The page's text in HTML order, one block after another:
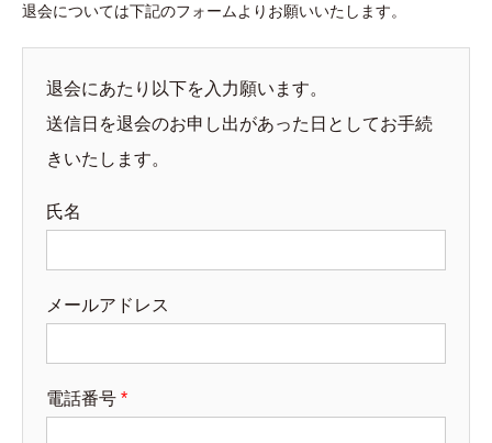
退会については下記のフォームよりお願いいたします。
退会にあたり以下を入力願います。
送信日を退会のお申し出があった日としてお手続
きいたします。
氏名
メールアドレス
電話番号 *